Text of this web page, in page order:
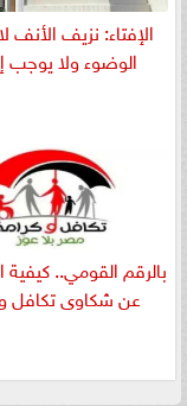
الإفتاء: نزيف
الوضوء ولا يوجب
بالرقم القومي.. كيفية
عن شكاوى تكافل